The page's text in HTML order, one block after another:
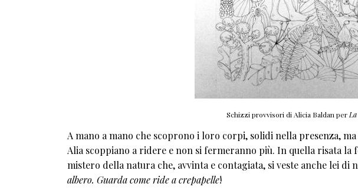
Schizzi provvisori di Alicia Baldan per
A mano a mano che scoprono i loro corpi, solidi nella presenza,
Alia scoppiano a ridere e non si fermeranno più. In quella risata la
mistero della natura che, avvinta e contagiata, si veste anche lei di
albero. Guarda come ride a crepapelle!